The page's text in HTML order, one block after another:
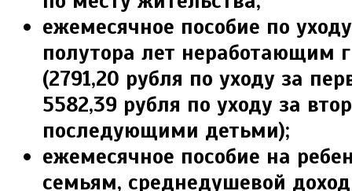
ежемесячное пособие по
по­лутора лет неработающим
(2791,20 рубля по уходу за
5582,39 рубля по уходу за
последующими детьми);
ежемесячное пособие на
семьям, среднедушевой